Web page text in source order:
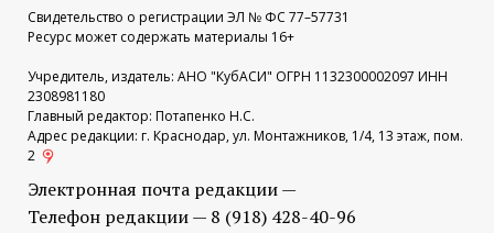
Свидетельство о регистрации ЭЛ № ФС 77–57731
Ресурс может содержать материалы 16+
Учредитель, издатель: АНО "КубАСИ" ОГРН 1132300002097 ИНН
2308981180
Главный редактор: Потапенко Н.С.
Адрес редакции: г. Краснодар, ул. Монтажников, 1/4, 13 этаж, пом.
2
Электронная почта редакции —
Телефон редакции — 8 (918) 428-40-96